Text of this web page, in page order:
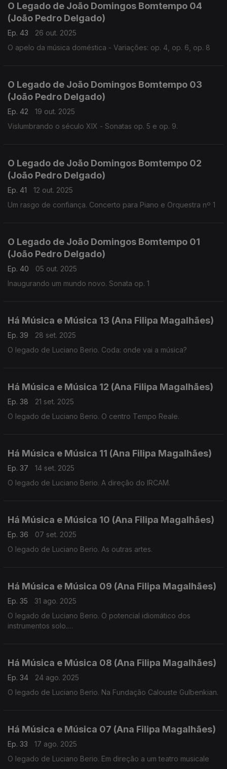
O Legado de João Domingos Bomtempo 04
(João Pedro Delgado)
Ep. 43
26 out. 2025
O apelo da música doméstica - Variações: op. 4, op. 6, op. 8
O Legado de João Domingos Bomtempo 03
(João Pedro Delgado)
Ep. 42
19 out. 2025
Vislumbrando o século XIX - Sonatas op. 5 e op. 9.
O Legado de João Domingos Bomtempo 02
(João Pedro Delgado)
Ep. 41
12 out. 2025
Um rasgo de confiança. Concerto para Piano e Orquestra nº 1
O Legado de João Domingos Bomtempo 01
(João Pedro Delgado)
Ep. 40
05 out. 2025
Inaugurando um mundo novo. Sonata op. 1
Há Música e Música 13 (Ana Filipa Magalhães)
Ep. 39
28 set. 2025
O legado de Luciano Berio. Coda: onde vai a música?
Há Música e Música 12 (Ana Filipa Magalhães)
Ep. 38
21 set. 2025
O legado de Luciano Berio. O centro Tempo Reale.
Há Música e Música 11 (Ana Filipa Magalhães)
Ep. 37
14 set. 2025
O legado de Luciano Berio. A direção do IRCAM.
Há Música e Música 10 (Ana Filipa Magalhães)
Ep. 36
07 set. 2025
O legado de Luciano Berio. As outras artes.
Há Música e Música 09 (Ana Filipa Magalhães)
Ep. 35
31 ago. 2025
O legado de Luciano Berio. O potencial idiomático dos
instrumentos solo.
Há Música e Música 08 (Ana Filipa Magalhães)
Ep. 34
24 ago. 2025
O legado de Luciano Berio. Na Fundação Calouste Gulbenkian.
Há Música e Música 07 (Ana Filipa Magalhães)
Ep. 33
17 ago. 2025
O legado de Luciano Berio. Em direção a um teatro musicale